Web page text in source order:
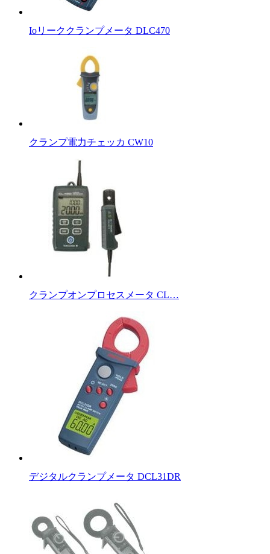
Ioリーククランプメータ DLC470
クランプ電力チェッカ CW10
クランプオンプロセスメータ CL…
デジタルクランプメータ DCL31DR